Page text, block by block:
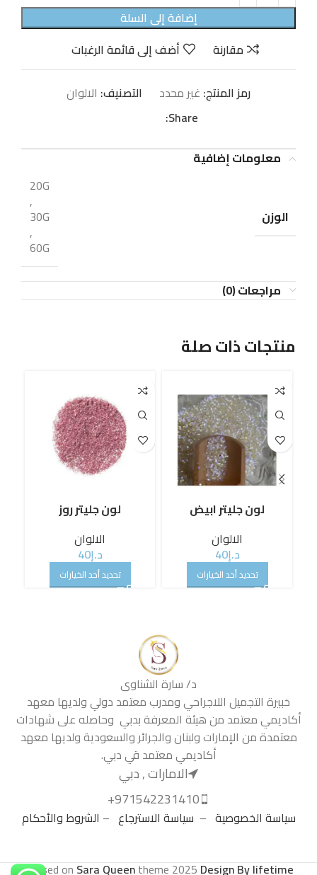
إضافة إلى السلة
مقارنة
أضف إلى قائمة الرغبات
رمز المنتج: غير محدد التصنيف: الالوان
Share:
معلومات إضافية
الوزن
20G
,
30G
,
60G
مراجعات (0)
منتجات ذات صلة
لون جليتر ابيض
الالوان
د.إ40
تحديد أحد الخيارات
لون جليتر روز
الالوان
د.إ40
تحديد أحد الخيارات
د/ سارة الشناوى
خبيرة التجميل اللاجراحي ومدرب معتمد دولي ولديها معهد
أكاديمي معتمد من هيئة المعرفة بدبي وحاصله على شهادات
معتمدة من الإمارات ولبنان والجرائر والسعودية ولديها معهد
أكاديمي معتمد قي دبي.
الامارات , دبي
971542231410+
سياسة الخصوصية – سياسة الاسترجاع – الشروط والأحكام
Based onSara Queentheme2025Design By lifetime
.